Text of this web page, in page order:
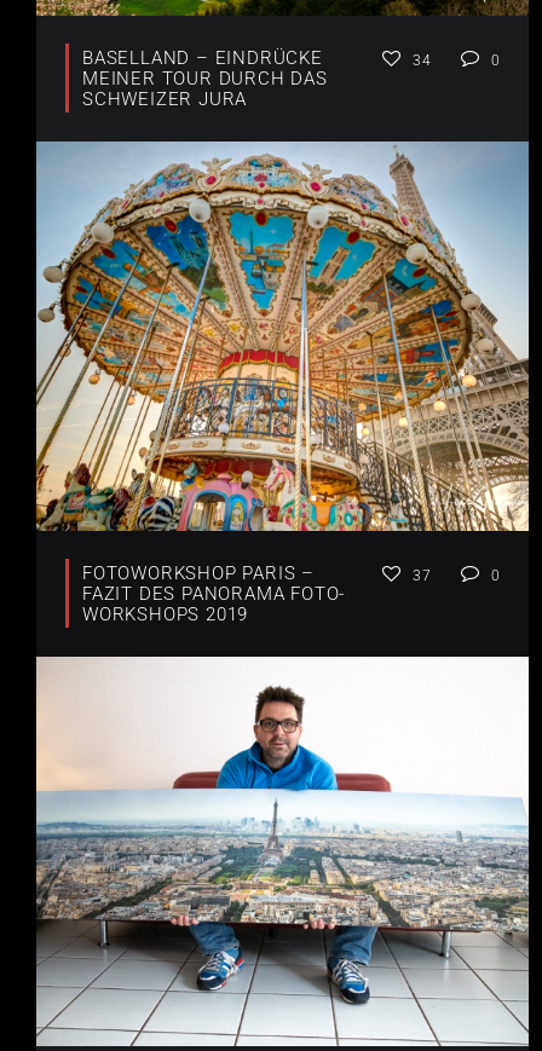
BASELLAND – EINDRÜCKE
MEINER TOUR DURCH DAS
SCHWEIZER JURA
34 0
FOTOWORKSHOP PARIS –
FAZIT DES PANORAMA FOTO-
WORKSHOPS 2019
37 0